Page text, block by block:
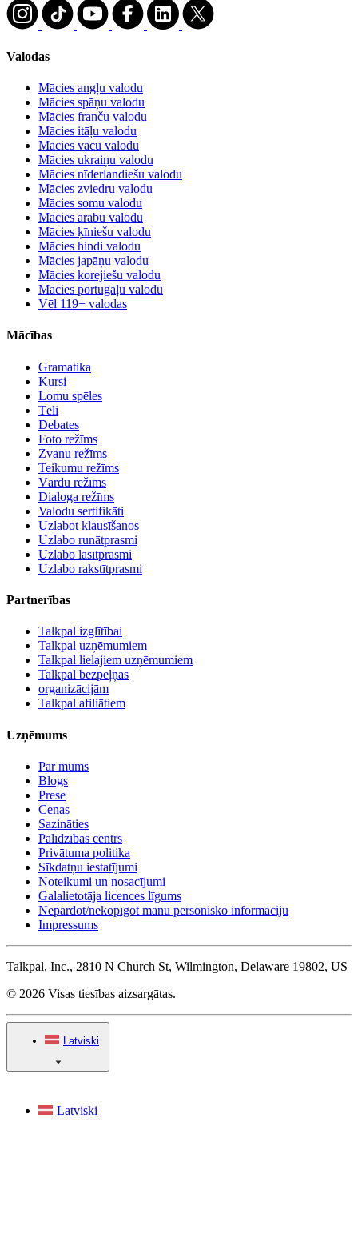
Valodas
Mācies angļu valodu
Mācies spāņu valodu
Mācies franču valodu
Mācies itāļu valodu
Mācies vācu valodu
Mācies ukraiņu valodu
Mācies nīderlandiešu valodu
Mācies zviedru valodu
Mācies somu valodu
Mācies arābu valodu
Mācies ķīniešu valodu
Mācies hindi valodu
Mācies japāņu valodu
Mācies korejiešu valodu
Mācies portugāļu valodu
Vēl 119+ valodas
Mācības
Gramatika
Kursi
Lomu spēles
Tēli
Debates
Foto režīms
Zvanu režīms
Teikumu režīms
Vārdu režīms
Dialoga režīms
Valodu sertifikāti
Uzlabot klausīšanos
Uzlabo runātprasmi
Uzlabo lasītprasmi
Uzlabo rakstītprasmi
Partnerības
Talkpal izglītībai
Talkpal uzņēmumiem
Talkpal lielajiem uzņēmumiem
Talkpal bezpeļņas
organizācijām
Talkpal afiliātiem
Uzņēmums
Par mums
Blogs
Prese
Cenas
Sazināties
Palīdzības centrs
Privātuma politika
Sīkdatņu iestatījumi
Noteikumi un nosacījumi
Galalietotāja licences līgums
Nepārdot/nekopīgot manu personisko informāciju
Impressums
Talkpal, Inc., 2810 N Church St, Wilmington, Delaware 19802, US
© 2026 Visas tiesības aizsargātas.
Latviski
Latviski